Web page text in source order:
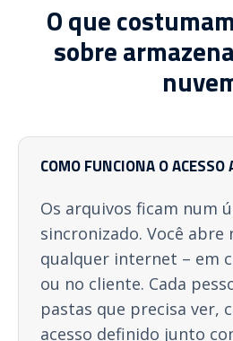
O que
sobre
COMO FUNCIONA O ACESSO
Os arquivos ficam num
sincronizado. Você abre
qualquer internet – em
ou no cliente. Cada
pastas que precisa ver,
acesso definido junto